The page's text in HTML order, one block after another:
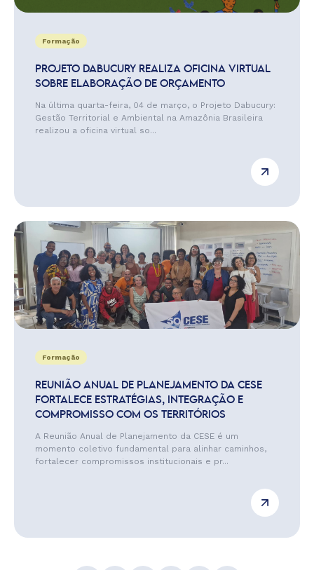
Formação
PROJETO DABUCURY REALIZA OFICINA VIRTUAL
SOBRE ELABORAÇÃO DE ORÇAMENTO
Na última quarta-feira, 04 de março, o Projeto Dabucury:
Gestão Territorial e Ambiental na Amazônia Brasileira
realizou a oficina virtual so...
Formação
REUNIÃO ANUAL DE PLANEJAMENTO DA CESE
FORTALECE ESTRATÉGIAS, INTEGRAÇÃO E
COMPROMISSO COM OS TERRITÓRIOS
A Reunião Anual de Planejamento da CESE é um
momento coletivo fundamental para alinhar caminhos,
fortalecer compromissos institucionais e pr...